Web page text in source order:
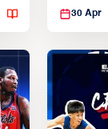
30 Apr